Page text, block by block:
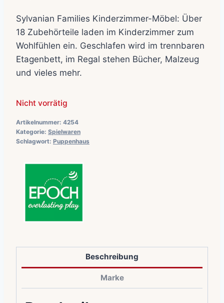
Sylvanian Families Kinderzimmer-Möbel: Über
18 Zubehörteile laden im Kinderzimmer zum
Wohlfühlen ein. Geschlafen wird im trennbaren
Etagenbett, im Regal stehen Bücher, Malzeug
und vieles mehr.
Nicht vorrätig
Artikelnummer: 4254
Kategorie: Spielwaren
Schlagwort: Puppenhaus
Beschreibung
Marke